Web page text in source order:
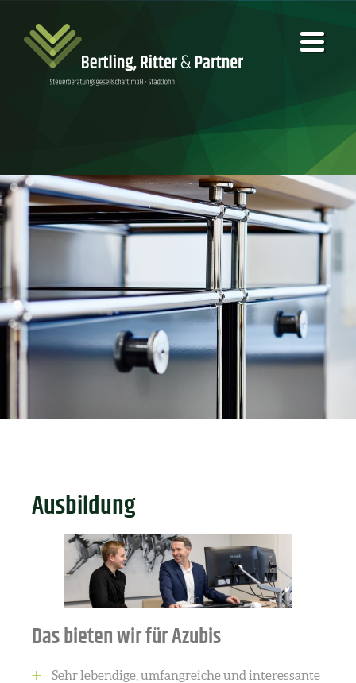
Ausbildung
Das bieten wir für Azubis
Sehr lebendige, umfangreiche und interessante